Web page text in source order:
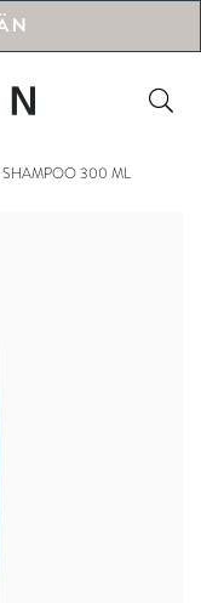
SHAMPOO 300 ML